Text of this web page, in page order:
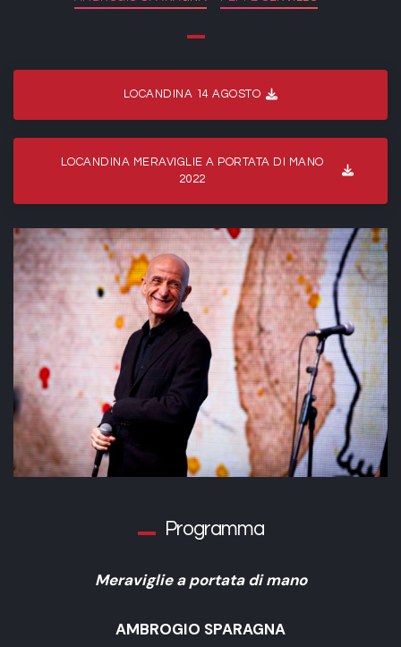
LOCANDINA 14 AGOSTO
LOCANDINA MERAVIGLIE A PORTATA DI MANO
2022
Programma
Meraviglie a portata di mano
AMBROGIO SPARAGNA